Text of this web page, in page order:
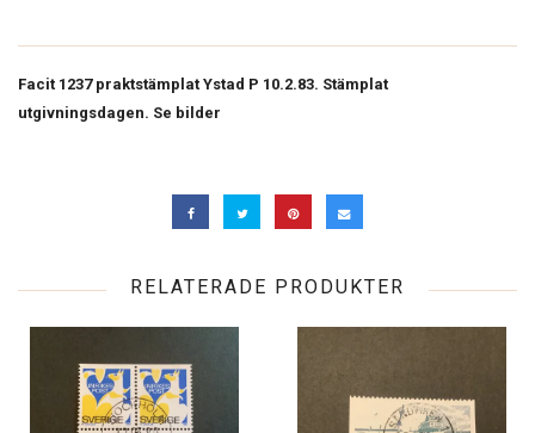
Facit 1237 praktstämplat Ystad P 10.2.83. Stämplat
utgivningsdagen. Se bilder
RELATERADE PRODUKTER